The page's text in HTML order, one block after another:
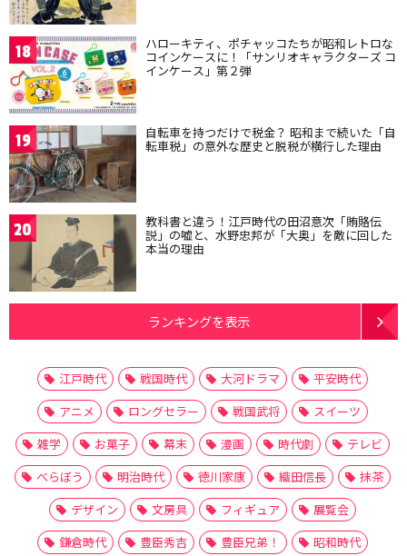
18 ハローキティ、ポチャッコたちが昭和レトロな
コインケースに！「サンリオキャラクターズ コ
インケース」第２弾
19 自転車を持つだけで税金？ 昭和まで続いた「自
転車税」の意外な歴史と脱税が横行した理由
20 教科書と違う！江戸時代の田沼意次「賄賂伝
説」の嘘と、水野忠邦が「大奥」を敵に回した
本当の理由
ランキングを表示
江戸時代 戦国時代 大河ドラマ
平安時代
アニメ
ロングセラー 戦国武将
スイーツ
雑学
お菓子 幕末 漫画 時代劇
テレビ
べらぼう
明治時代 徳川家康 織田信長
抹茶
デザイン
文房具 フィギュア
展覧会
鎌倉時代
豊臣秀吉 豊臣兄弟！
昭和時代